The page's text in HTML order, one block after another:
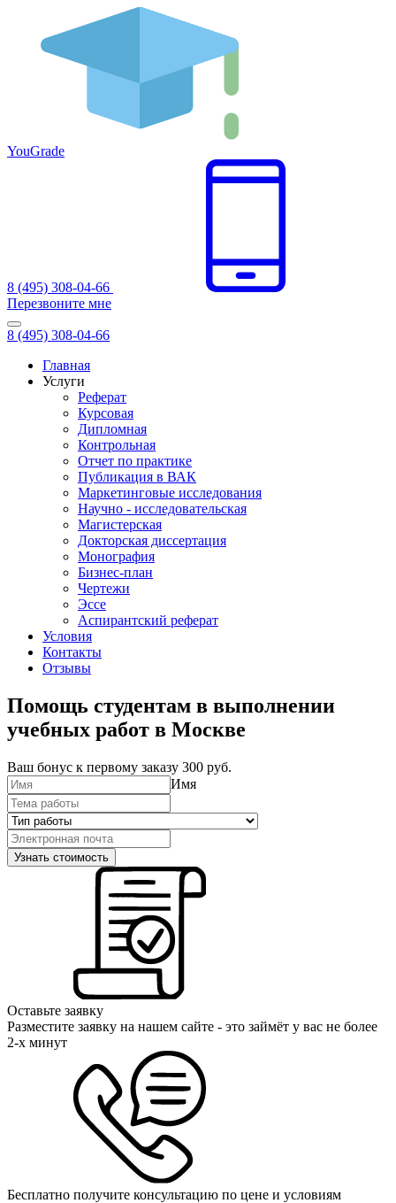
YouGrade
8 (495) 308-04-66
Перезвоните мне
8 (495) 308-04-66
Главная
Услуги
Реферат
Курсовая
Дипломная
Контрольная
Отчет по практике
Публикация в ВАК
Маркетинговые исследования
Научно - исследовательская
Магистерская
Докторская диссертация
Монография
Бизнес-план
Чертежи
Эссе
Аспирантский реферат
Условия
Контакты
Отзывы
Помощь студентам в выполнении
учебных работ в Москве
Ваш бонус к первому заказу 300 руб.
Имя
Оставьте заявку
Разместите заявку на нашем сайте - это займёт у вас не более
2-х минут
Бесплатно получите консультацию по цене и условиям